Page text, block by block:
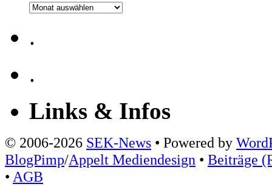
Archiv
.
.
Links & Infos
© 2006-2026 SEK-News • Powered by
BlogPimp/Appelt Mediendesign • Beiträge
• AGB